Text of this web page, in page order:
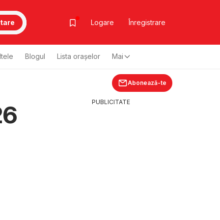
Logare Înregistrare
Blogul Lista oraşelor Mai
Abonează-te
PUBLICITATE